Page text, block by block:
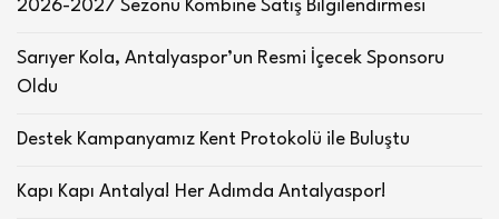
2026-2027 Sezonu Kombine Satış Bilgilendirmesi
Sarıyer Kola, Antalyaspor’un Resmi İçecek Sponsoru
Oldu
Destek Kampanyamız Kent Protokolü ile Buluştu
Kapı Kapı Antalya! Her Adımda Antalyaspor!